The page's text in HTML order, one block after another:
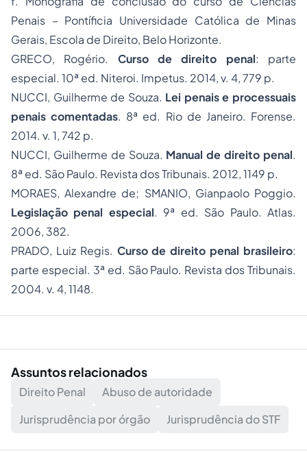
Penais – Pontíficia Universidade Católica de Minas
Gerais, Escola de Direito, Belo Horizonte.
GRECO, Rogério. Curso de direito penal: parte
especial. 10ª ed. Niteroi. Impetus. 2014, v. 4, 779 p.
NUCCI, Guilherme de Souza. Lei penais e processuais
penais comentadas. 8ª ed. Rio de Janeiro. Forense.
2014. v. 1, 742 p.
NUCCI, Guilherme de Souza. Manual de direito penal.
8ª ed. São Paulo. Revista dos Tribunais. 2012, 1149 p.
MORAES, Alexandre de; SMANIO, Gianpaolo Poggio.
Legislação penal especial. 9ª ed. São Paulo. Atlas.
2006, 382.
PRADO, Luiz Regis. Curso de direito penal brasileiro:
parte especial. 3ª ed. São Paulo. Revista dos Tribunais.
2004. v. 4, 1148.
Assuntos relacionados
Direito Penal
Abuso de autoridade
Jurisprudência por órgão
Jurisprudência do STF